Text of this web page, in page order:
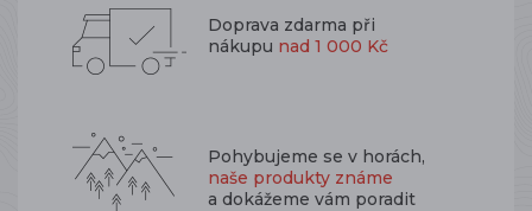
Doprava zdarma při
nákupu nad 1 000 Kč
Pohybujeme se v horách,
naše produkty známe
a dokážeme vám poradit